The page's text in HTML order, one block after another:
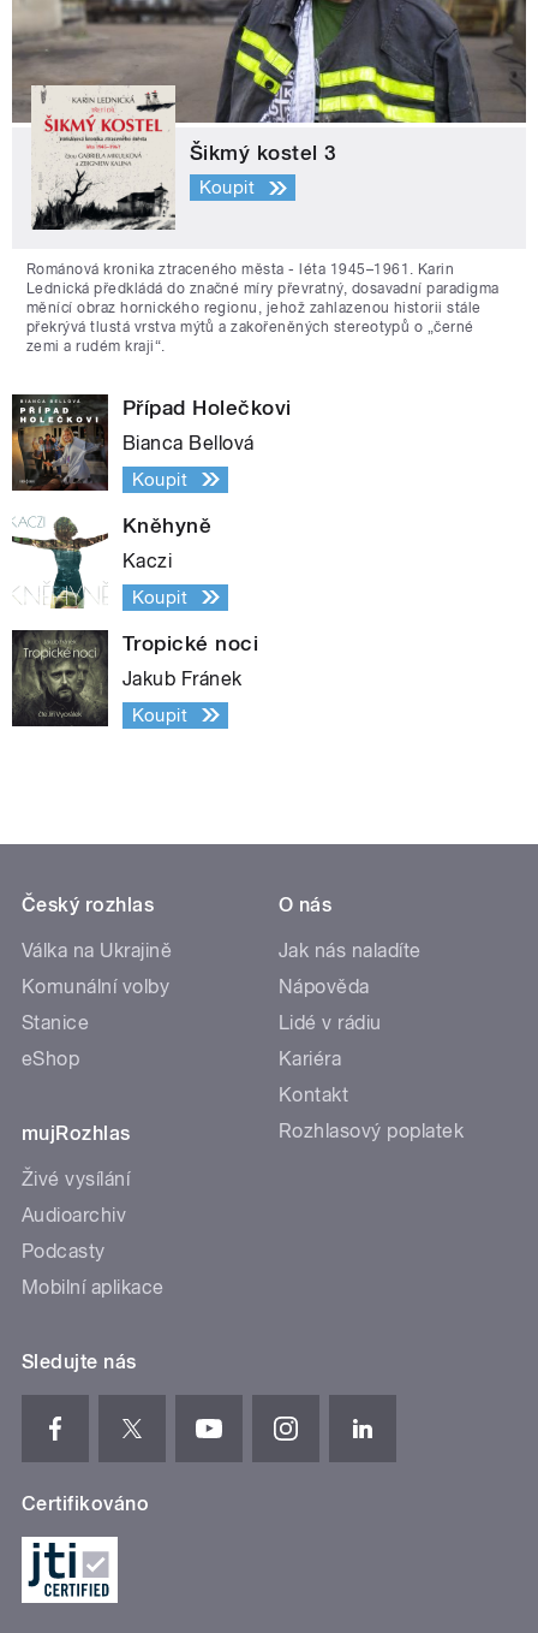
Šikmý kostel 3
Koupit
Románová kronika ztraceného města - léta 1945–1961. Karin
Lednická předkládá do značné míry převratný, dosavadní paradigma
měnící obraz hornického regionu, jehož zahlazenou historii stále
překrývá tlustá vrstva mýtů a zakořeněných stereotypů o „černé
zemi a rudém kraji“.
Případ Holečkovi
Bianca Bellová
Koupit
Kněhyně
Kaczi
Koupit
Tropické noci
Jakub Fránek
Koupit
Český rozhlas
Válka na Ukrajině
Komunální volby
Stanice
eShop
mujRozhlas
Živé vysílání
Audioarchiv
Podcasty
Mobilní aplikace
O nás
Jak nás naladíte
Nápověda
Lidé v rádiu
Kariéra
Kontakt
Rozhlasový poplatek
Sledujte nás
Certifikováno